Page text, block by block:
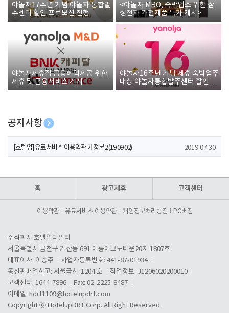
야놀자17주년 기념 야놀자 통합발
주센터 할인 프로모션 진행
<야놀자 MRO, 숙박업소 위한 삼
성전자 가전제품 특가 개시>
야놀자제휴점 금융혜택제공 위한
제휴 및 금융서비스 게시
야놀자16주년 기념 제휴 숙박업주
대상 야놀자통합발주센터 할인쿠
폰 증정
공지사항
[호텔업] 개인정보 처리방침 개정본1 (19.09.02)
[호텔업] 유료서비스 이용약관 개정본2 (19.09.02) 2019.07.30
홈 광고제휴 고객센터
이용약관 유료서비스 이용약관 개인정보처리방침 PC버전
주식회사 호텔업디알티
서울특별시 금천구 가산동 691 대륭테크노타운20차 1807호
대표이사: 이송주
사업자등록번호: 441-87-01934
통신판매업신고: 서울금천-1204 호
직업정보: J1206020200010
고객센터: 1644-7896
Fax: 02-2225-8487
이메일: hdrt1109@hotelupdrt.com
Copyright ⓒ HotelupDRT Corp. All Right Reserved.